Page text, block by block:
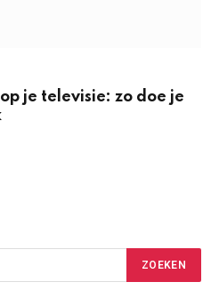
je televisie: zo doe je